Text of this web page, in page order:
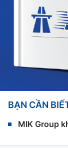
BẠN CẦN
MIK Group